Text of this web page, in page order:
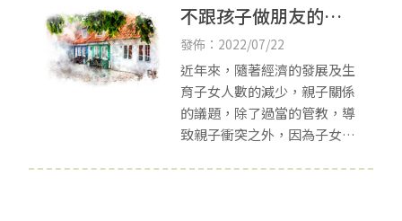
不跟孩子做朋友的親
子教育之道-新竹心理
諮詢
發佈：2022/07/22
近年來，隨著經濟的發展及生
育子女人數的減少，親子關係
的議題，除了過當的管教，導
致親子衝突之外，因為子女從